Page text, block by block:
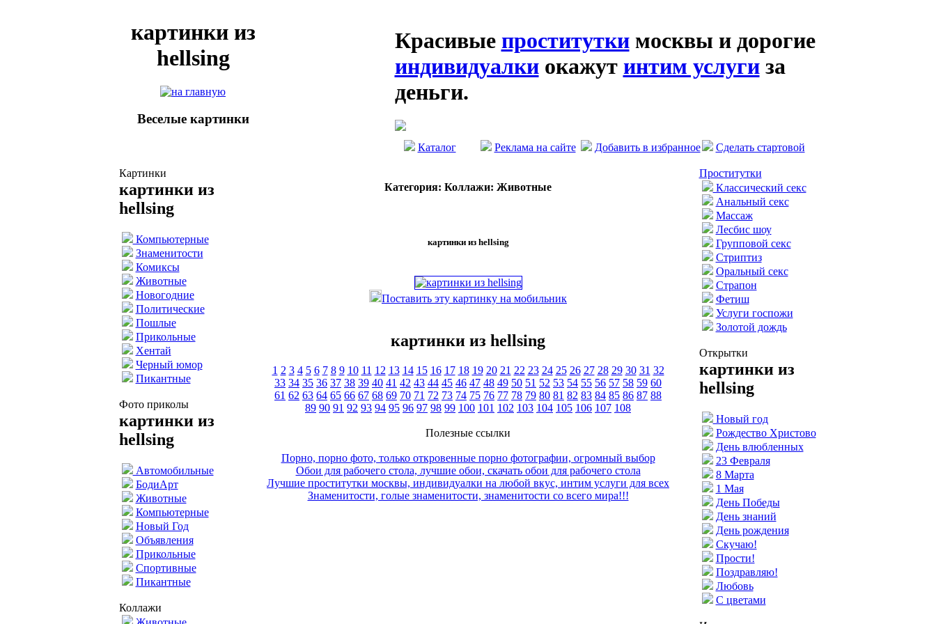
картинки из
hellsing
Веселые картинки
Красивые проституткимосквы и дорогие
индивидуалкиокажут интим услугиза
деньги.
Каталог Реклама на сайте Добавить в избранное Сделать стартовой
Картинки
картинки из
hellsing
Компьютерные
Знаменитости
Комиксы
Животные
Новогодние
Политические
Пошлые
Прикольные
Хентай
Черный юмор
Пикантные
Фото приколы
картинки из
hellsing
Автомобильные
БодиАрт
Животные
Компьютерные
Новый Год
Объявления
Прикольные
Спортивные
Пикантные
Коллажи
Категория: Коллажи: Животные
картинки из hellsing
Поставить эту картинку на мобильник
картинки из hellsing
1 2 3 4 5 6 7 8 9 10 11 12 13 14 15 16 17 18 19 20 21 22 23 24 25 26 27 28 29 30 31 32
33 34 35 36 37 38 39 40 41 42 43 44 45 46 47 48 49 50 51 52 53 54 55 56 57 58 59 60
61 62 63 64 65 66 67 68 69 70 71 72 73 74 75 76 77 78 79 80 81 82 83 84 85 86 87 88
89 90 91 92 93 94 95 96 97 98 99 100 101 102 103 104 105 106 107 108
Полезные ссылки
Порно, порно фото, только откровенные порно фотографии, огромный выбор
Обои для рабочего стола, лучшие обои, скачать обои для рабочего стола
Лучшие проститутки москвы, индивидуалки на любой вкус, интим услуги для всех
Знаменитости, голые знаменитости, знаменитости со всего мира!!!
Проститутки
Классический секс
Анальный секс
Массаж
Лесбис шоу
Групповой секс
Стриптиз
Оральный секс
Страпон
Фетиш
Услуги госпожи
Золотой дождь
Открытки
картинки из
hellsing
Новый год
Рождество Христово
День влюбленных
23 Февраля
8 Марта
1 Мая
День Победы
День знаний
День рождения
Скучаю!
Прости!
Поздравляю!
Любовь
С цветами